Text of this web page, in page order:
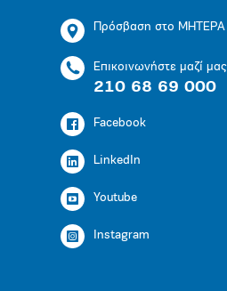
Πρόσβαση στο ΜΗΤΕΡΑ
Επικοινωνήστε μαζί μας
210 68 69 000
Facebook
LinkedIn
Youtube
Instagram